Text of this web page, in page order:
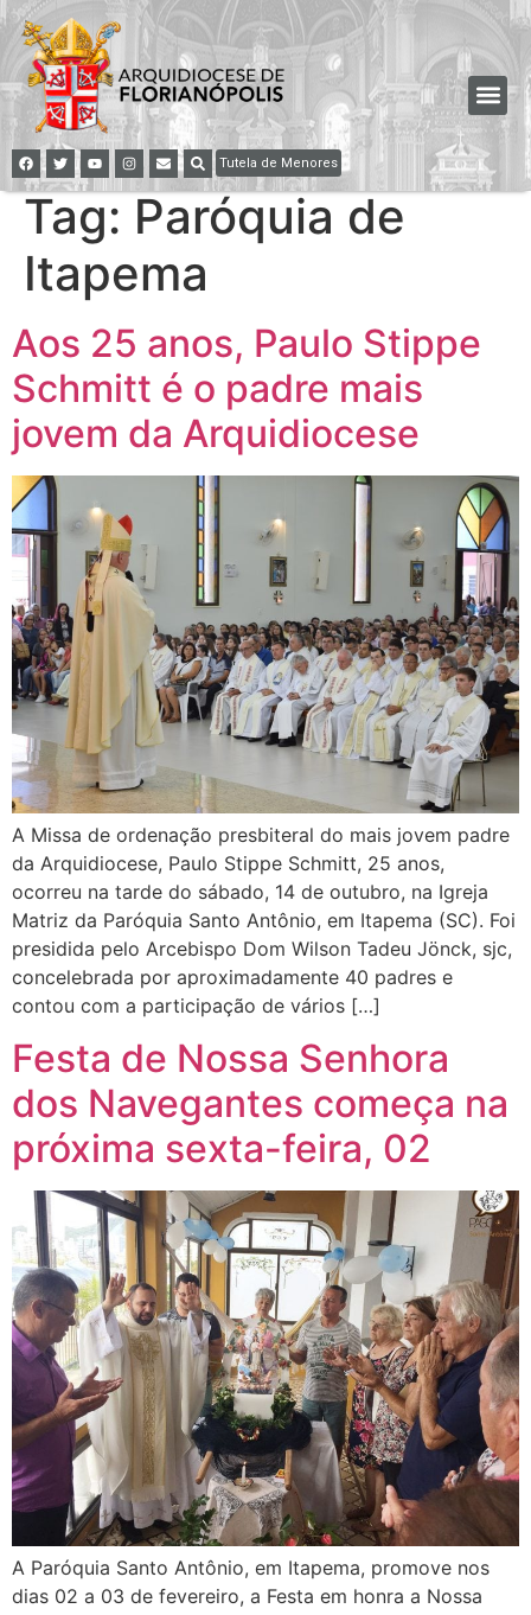
Tutela de Menores
Tag: Paróquia de
Itapema
Aos 25 anos, Paulo Stippe
Schmitt é o padre mais
jovem da Arquidiocese
A Missa de ordenação presbiteral do mais jovem padre
da Arquidiocese, Paulo Stippe Schmitt, 25 anos,
ocorreu na tarde do sábado, 14 de outubro, na Igreja
Matriz da Paróquia Santo Antônio, em Itapema (SC). Foi
presidida pelo Arcebispo Dom Wilson Tadeu Jönck, sjc,
concelebrada por aproximadamente 40 padres e
contou com a participação de vários […]
Festa de Nossa Senhora
dos Navegantes começa na
próxima sexta-feira, 02
A Paróquia Santo Antônio, em Itapema, promove nos
dias 02 a 03 de fevereiro, a Festa em honra a Nossa